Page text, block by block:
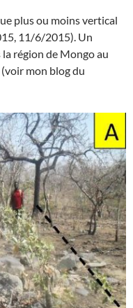
plus ou moins vertical
11/6/2015). Un
région de Mongo au
(voir mon blog du